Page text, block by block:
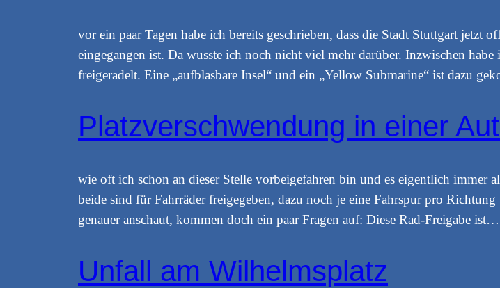
vor ein paar Tagen habe ich bereits geschrieben, dass die Stadt Stuttgart
eingegangen ist. Da wusste ich noch nicht viel mehr darüber. Inzwischen
freigeradelt. Eine „aufblasbare Insel“ und ein „Yellow Submarine“ ist dazu
Platzverschwendung in einer
wie oft ich schon an dieser Stelle vorbeigefahren bin und es eigentlich immer
beide sind für Fahrräder freigegeben, dazu noch je eine Fahrspur pro
genauer anschaut, kommen doch ein paar Fragen auf: Diese Rad-Freigabe ist…
Unfall am Wilhelmsplatz